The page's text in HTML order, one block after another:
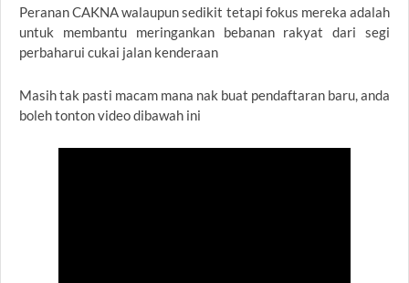
Peranan CAKNA walaupun sedikit tetapi fokus mereka adalah
untuk membantu meringankan bebanan rakyat dari segi
perbaharui cukai jalan kenderaan
Masih tak pasti macam mana nak buat pendaftaran baru, anda
boleh tonton video dibawah ini